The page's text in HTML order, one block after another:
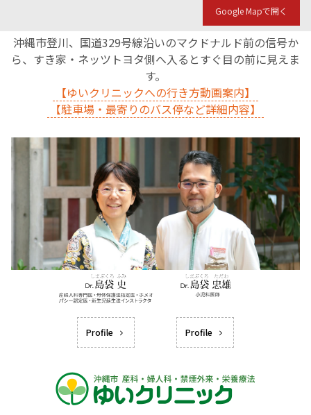
Google Mapで開く
沖縄市登川、国道329号線沿いのマクドナルド前の信号か
ら、すき家・ネッツトヨタ側へ入るとすぐ目の前に見えま
す。
【ゆいクリニックへの行き方動画案内】
【駐車場・最寄りのバス停など詳細内容】
Profile Profile